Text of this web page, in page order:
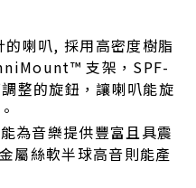
喇叭, 採用高密度樹脂
支架，SPF-
整的旋鈕，讓喇叭能旋
為音樂提供豐富且具震
屬絲軟半球高音則能產